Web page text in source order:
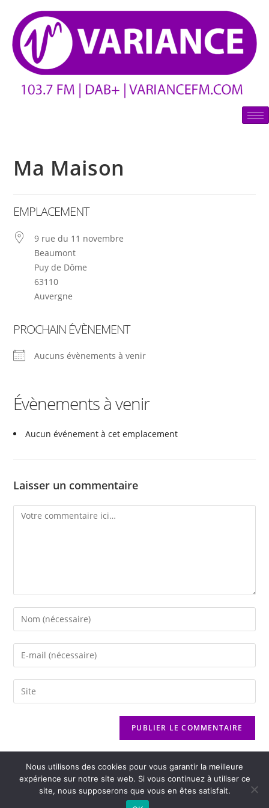
Ma Maison
EMPLACEMENT
9 rue du 11 novembre
Beaumont
Puy de Dôme
63110
Auvergne
PROCHAIN ÉVÈNEMENT
Aucuns évènements à venir
Évènements à venir
Aucun événement à cet emplacement
Laisser un commentaire
Nous utilisons des cookies pour vous garantir la meilleure
expérience sur notre site web. Si vous continuez à utiliser ce
site, nous supposerons que vous en êtes satisfait.